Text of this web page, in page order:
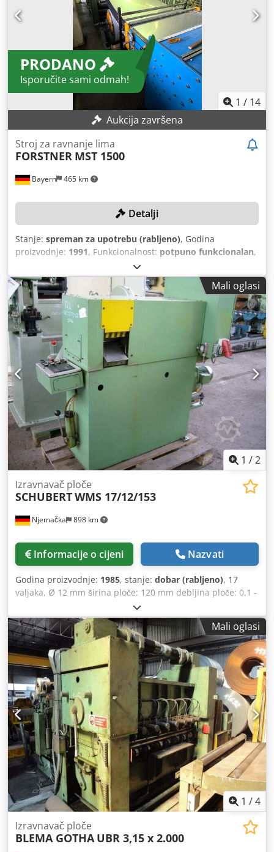
razmaka niveliranja: Servo hidrauličko / PLC upravljano.
Težina stroja: M-5560: 12.000 kg M-5511: 15.000 kg M-5513:
18.000 kg M-5516: 19.000 kg Dimenzije stroja (D × Š × V): M-
5560: 2.800 × 2.905 × 1.950 mm M-5511: 3.300 × 2.905 ×
1.950 mm M-5513: 3.500 × 2.905 × 1.950 mm M-5516: 3.700
× 2.905 × 1.950 mm
PRODANO
Isporučite sami odmah!
1 / 14
Aukcija završena
Bayern 465 km
Stroj za ravnanje lima
FORSTNER MST 1500
Detalji
Stanje: spreman za upotrebu (rabljeno), Godina
proizvodnje: 1991, Funkcionalnost: potpuno funkcionalan,
, maks. debljina lima:
TEHNIČKI DETALJI Cjdpfx Ajx I Egrohberf Širina lima: 1.500
mm Debljina lima: 1,5 mm
Mali oglasi
1 /2
Njemačka 898 km
Izravnavač ploče
SCHUBERTWMS 17/12/153
Informacije o cijeni Nazvati
Godina proizvodnje: 1985, stanje: dobar (rabljeno), 17
valjaka, Ø 12 mm širina ploče: 120 mm debljina ploče: 0,1 -
Mali oglasi
1 /4
Izravnavač ploče
BLEMA GOTHA UBR 3,15 x 2.000